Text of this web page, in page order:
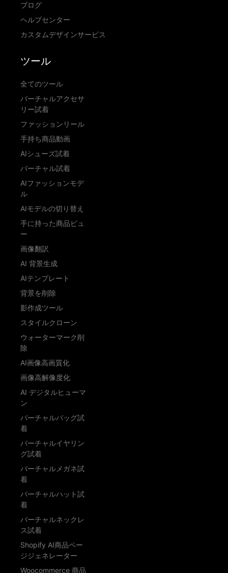
ブログ
ヘルプセンター
カスタムデザインサービス
ツール
全てのツール
バーチャルアクセサ
リー試着
ファッションリール
手持ち商品動画
AIシューズ試着
バーチャル試着
AIファッションモデ
ル
AIモデルの切り替え
手に持った商品ビュ
ー
画像翻訳
AI 背景生成
AIテンプレート
背景を削除
影作成ツール
スタイルクローン
ウォーターマーク削
除
AI画像高画質化
画像高解像度化
AI デジタルヒューマ
ン
バーチャルバッグ試
着
バーチャルイヤリン
グ試着
バーチャルメガネ試
着
バーチャルハット試
着
バーチャルネックレ
ス試着
Shopify AI商品ペー
ジジェネレーター
Woocommerce 商品